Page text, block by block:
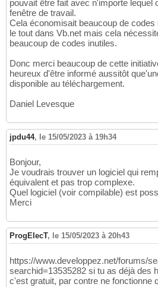
pouvait être fait avec n'importe lequel
fenêtre de travail.
Cela économisait beaucoup de
le tout dans Vb.net mais cela
beaucoup de codes inutiles.
Donc merci beaucoup de cette
heureux d'être informé aussitôt
disponible au téléchargement.
Daniel Levesque
jpdu44, le 15/05/2023 à 19h34
Bonjour,
Je voudrais trouver un logiciel qui
équivalent et pas trop complexe.
Quel logiciel (voir compilable) est
Merci
ProgElecT, le 15/05/2023 à 20h43
https://www.developpez.net/forums/
searchid=13535282 si tu as déjà des
c'est gratuit, par contre ne fonctionne